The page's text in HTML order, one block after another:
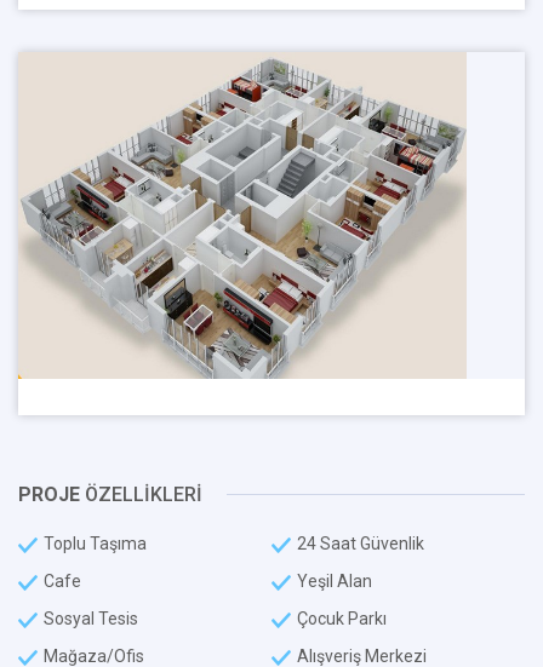
PROJE ÖZELLİKLERİ
Toplu Taşıma
24 Saat Güvenlik
Cafe
Yeşil Alan
Sosyal Tesis
Çocuk Parkı
Mağaza/Ofis
Alışveriş Merkezi